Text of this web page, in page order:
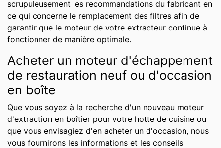
scrupuleusement les recommandations du fabricant en
ce qui concerne le remplacement des filtres afin de
garantir que le moteur de votre extracteur continue à
fonctionner de manière optimale.
Acheter un moteur d'échappement
de restauration neuf ou d'occasion
en boîte
Que vous soyez à la recherche d'un nouveau moteur
d'extraction en boîtier pour votre hotte de cuisine ou
que vous envisagiez d'en acheter un d'occasion, nous
vous fournirons les informations et les conseils